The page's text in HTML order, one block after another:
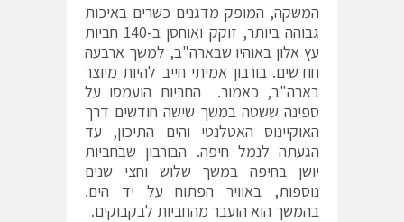
המשקה, המופק מדגנים כשרים באיכות
גבוהה ביותר, זוקק ואוחסן ב-140 חביות
עץ אלון באוהיו שבארה"ב, למשך ארבעה
חודשים. בורבון אמיתי חייב להיות מיוצר
בארה"ב, כאמור. החביות הועמסו על
ספינה ששטה במשך שישה חודשים דרך
האוקיינוס האטלנטי והים התיכון, עד
הגעתה לנמל חיפה. הבורבון שבחביות
יושן בחיפה במשך שלוש וחצי שנים
נוספות, באוויר הפתוח על יד הים.
בהמשך הוא הועבר מהחביות לבקבוקים.